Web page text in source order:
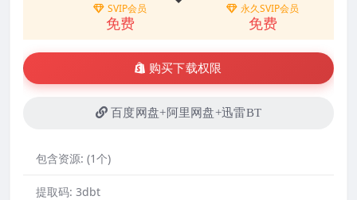
SVIP会员
免费
永久SVIP会员
免费
购买下载权限
百度网盘+阿里网盘+迅雷BT
包含资源: (1个)
提取码: 3dbt